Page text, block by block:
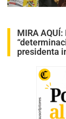
MIRA AQUÍ:
presidenta